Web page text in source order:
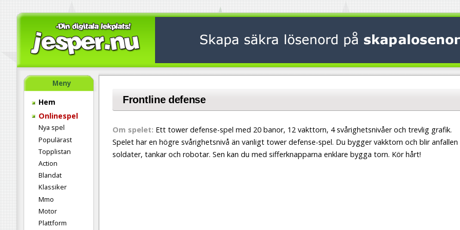
Meny
Hem
Onlinespel
Nya spel
Populärast
Topplistan
Action
Blandat
Klassiker
Mmo
Motor
Plattform
Frontline defense
Om spelet: Ett tower defense-spel med 20 banor, 12 vakttorn, 4 svårighetsnivåer och trevlig grafik.
Spelet har en högre svårighetsnivå än vanligt tower defense-spel. Du bygger vakktorn och blir anfallen
soldater, tankar och robotar. Sen kan du med sifferknapparna enklare bygga torn. Kör hårt!